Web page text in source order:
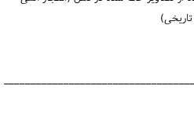
تاریخی)